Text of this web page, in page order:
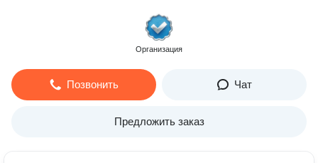
Организация
Позвонить Чат
Предложить заказ